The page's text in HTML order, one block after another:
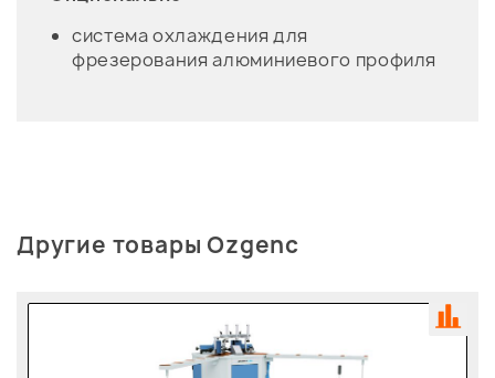
система охлаждения для
фрезерования алюминиевого профиля
Другие товары Ozgenc